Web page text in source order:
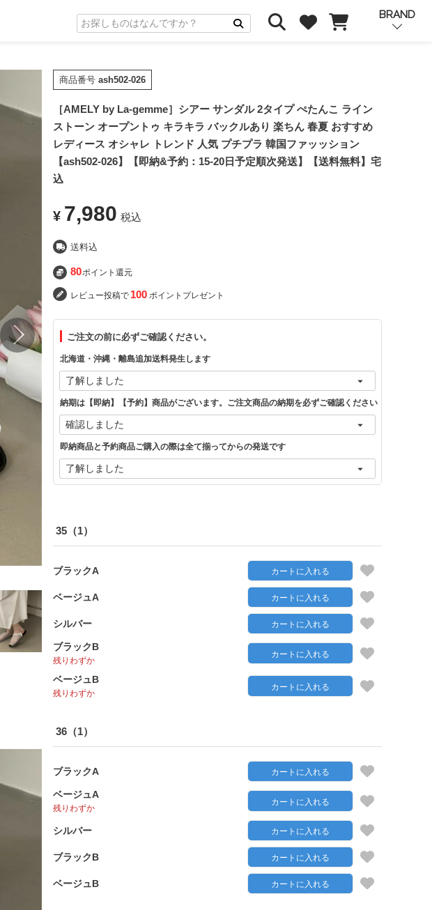
BRAND
商品番号 ash502-026
［AMELY by La-gemme］シアー サンダル 2タイプ ぺたんこ ライン
ストーン オープントゥ キラキラ バックルあり 楽ちん 春夏 おすすめ
レディース オシャレ トレンド 人気 プチプラ 韓国ファッッション
【ash502-026】【即納&予約：15-20日予定順次発送】【送料無料】宅
込
¥ 7,980 税込
送料込
80ポイント還元
レビュー投稿で 100 ポイントプレゼント
ご注文の前に必ずご確認ください。
北海道・沖縄・離島追加送料発生します
納期は【即納】【予約】商品がございます。ご注文商品の納期を必ずご確認ください
即納商品と予約商品ご購入の際は全て揃ってからの発送です
35（1）
ブラックA カートに入れる
ベージュA カートに入れる
シルバー カートに入れる
ブラックB
残りわずか
カートに入れる
ベージュB
残りわずか
カートに入れる
36（1）
ブラックA カートに入れる
ベージュA
残りわずか
カートに入れる
シルバー カートに入れる
ブラックB カートに入れる
ベージュB カートに入れる